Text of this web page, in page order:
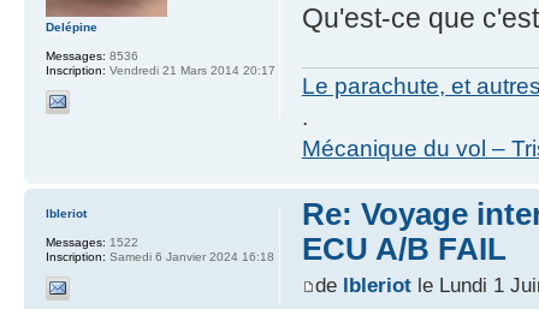
Qu'est-ce que
Le parachute, et
.
Mécanique du vol –
Delépine
Messages: 8536
Inscription: Vendredi 21 Mars 2014 20:17
Re: Voyage
ECU A/B FAIL
de lbleriotle Lundi 1
lbleriot
Messages: 1522
Inscription: Samedi 6 Janvier 2024 16:18